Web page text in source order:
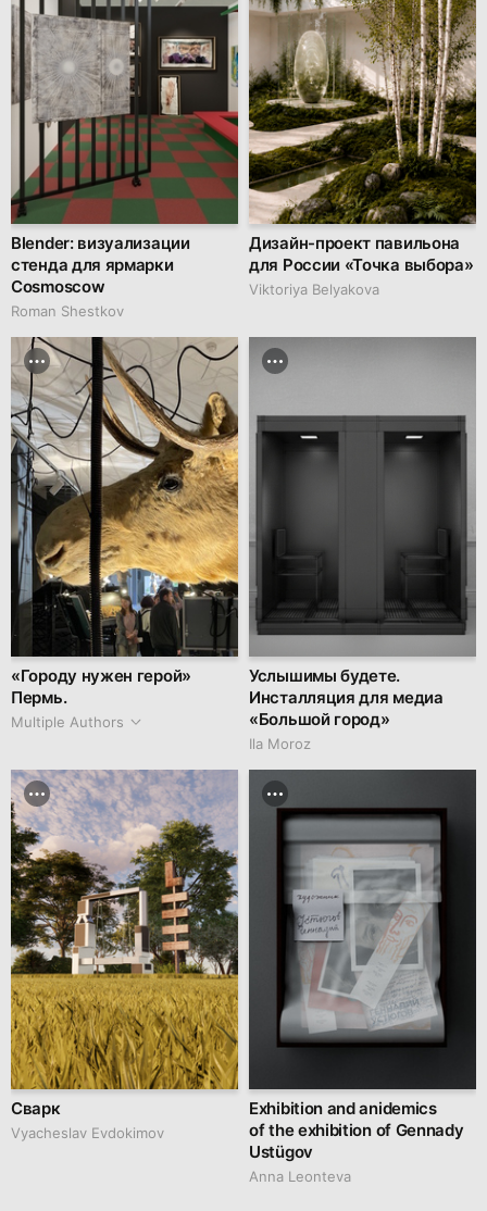
Blender: визуализации
стенда для ярмарки
Cosmoscow
Roman Shestkov
Дизайн-проект павильона
для России «Точка выбора»
Viktoriya Belyakova
«Городу нужен герой»
Пермь.
Multiple Authors
Услышимы будете.
Инсталляция для медиа
«Большой город»
Ila Moroz
Сварк
Vyacheslav Evdokimov
Exhibition and anidemics
of the exhibition of Gennady
Ustügov
Anna Leonteva